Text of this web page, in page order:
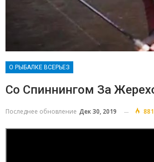
О РЫБАЛКЕ ВСЕРЬЕЗ
Со Спиннингом За
Последнее обновление Дек 30, 2019 881